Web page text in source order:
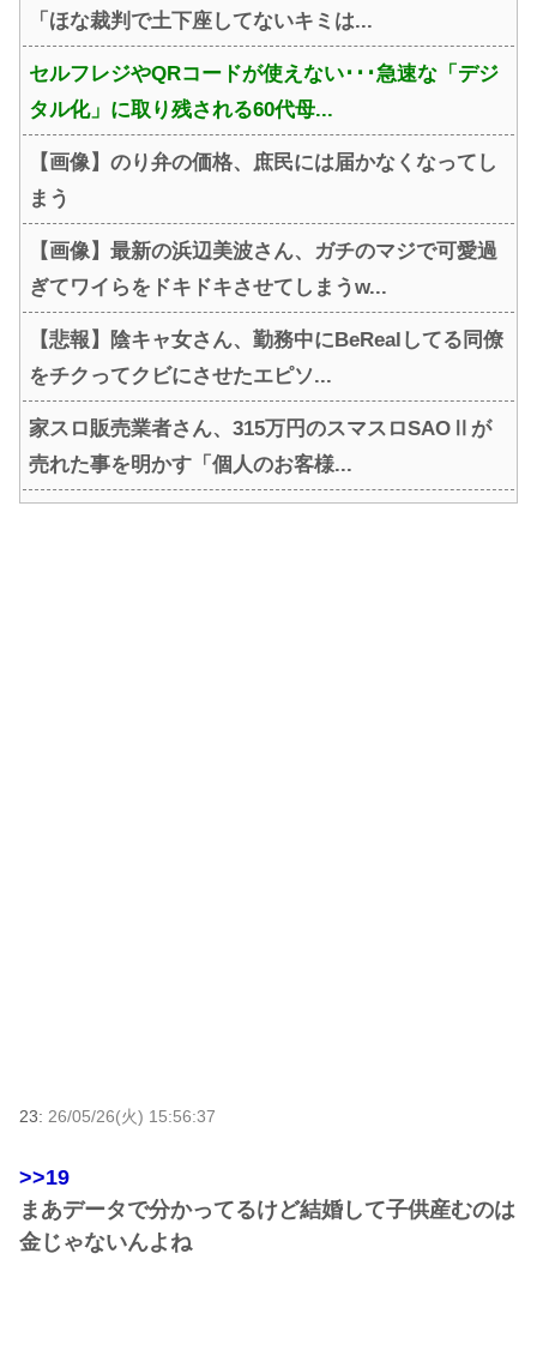
「ほな裁判で土下座してないキミは...
セルフレジやQRコードが使えない･･･急速な「デジ
タル化」に取り残される60代母...
【画像】のり弁の価格、庶民には届かなくなってし
まう
【画像】最新の浜辺美波さん、ガチのマジで可愛過
ぎてワイらをドキドキさせてしまうw...
【悲報】陰キャ女さん、勤務中にBeRealしてる同僚
をチクってクビにさせたエピソ...
家スロ販売業者さん、315万円のスマスロSAOⅡが
売れた事を明かす「個人のお客様...
23: 26/05/26(火) 15:56:37
>>19
まあデータで分かってるけど結婚して子供産むのは
金じゃないんよね